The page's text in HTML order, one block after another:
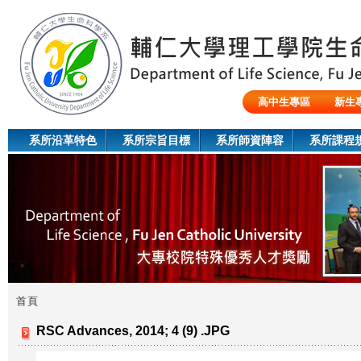
高中生專區
新生
系所沿革特色 系所宗旨目標 系所師資陣容 系所課程
您
首頁
RSC Advances, 2014; 4 (9) .JPG